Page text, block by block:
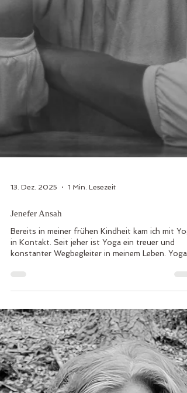
Jenefer Ansah
Bereits in meiner frühen Kindheit kam ich mit
in Kontakt. Seit jeher ist Yoga ein treuer und
konstanter Wegbegleiter in meinem Leben. Yoga
verleiht mir das wunderschöne Gefühl, mit mir
selber in Kontakt zu sein - ganz bei mir zu sein.